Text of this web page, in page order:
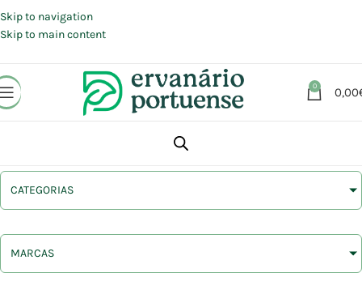
Skip to navigation
Skip to main content
0 0,00
CATEGORIAS
MARCAS